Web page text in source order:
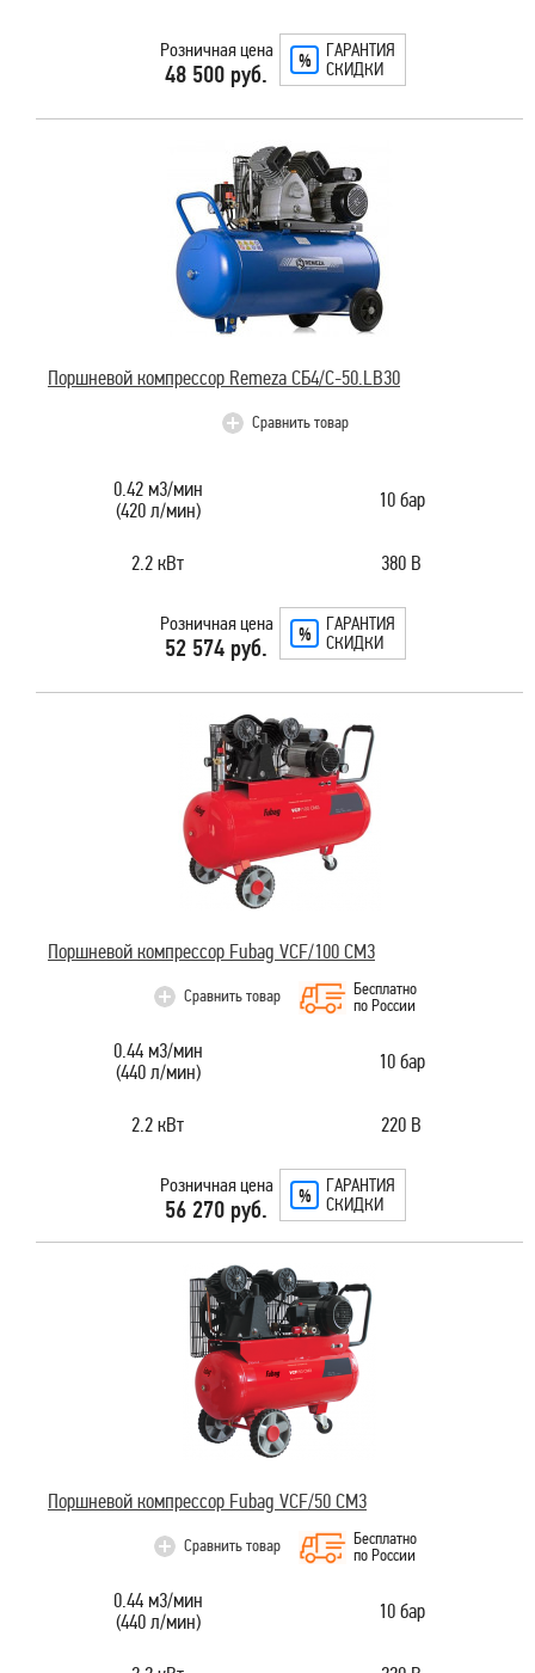
Розничная цена
48 500 руб.
ГАРАНТИЯ
СКИДКИ
Поршневой компрессор Remeza СБ4/С-50.LB30
Сравнить товар
0.42 м3/мин
(420 л/мин)
10 бар
2.2 кВт 380 В
Розничная цена
52 574 руб.
ГАРАНТИЯ
СКИДКИ
Поршневой компрессор Fubag VCF/100 СM3
Сравнить товар
Бесплатно
по России
0.44 м3/мин
(440 л/мин)
10 бар
2.2 кВт 220 В
Розничная цена
56 270 руб.
ГАРАНТИЯ
СКИДКИ
Поршневой компрессор Fubag VCF/50 СM3
Сравнить товар
Бесплатно
по России
0.44 м3/мин
(440 л/мин)
10 бар